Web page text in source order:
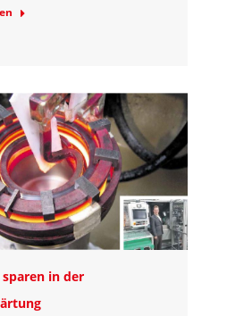
sparen in der